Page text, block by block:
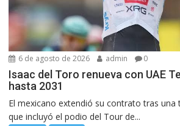
6 de agosto de 2026 admin 0
Isaac del Toro renueva con UAE
hasta 2031
El mexicano extendió su contrato tras una
que incluyó el podio del Tour de...